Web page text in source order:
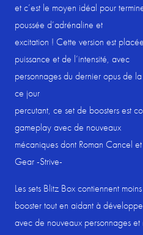
et c’est le moyen idéal pour
poussée d’adrénaline et
excitation ! Cette version est
puissance et de l’intensité, avec
personnages du dernier opus de
ce jour
percutant, ce set de boosters est
gameplay avec de nouveaux
mécaniques dont Roman Cancel
Gear -Strive-
Les sets Blitz Box contiennent
booster tout en aidant à
avec de nouveaux personnages et